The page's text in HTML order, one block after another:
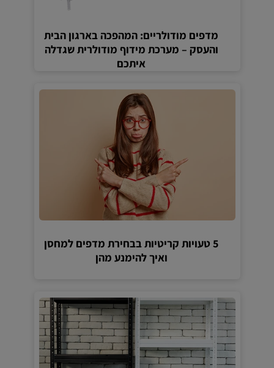
מדפים מודולריים: המהפכה בארגון הבית
והעסק – מערכת מידוף מודולרית שגדלה
איתכם
5 טעויות קריטיות בבחירת מדפים למחסן
ואיך להימנע מהן